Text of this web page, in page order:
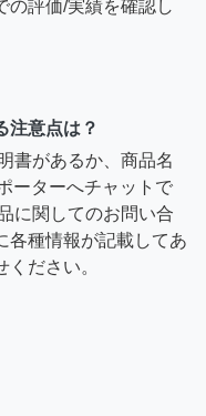
の評価/実績を確認し
注意点は？
書があるか、商品名
ーターへチャットで
に関してのお問い合
各種情報が記載してあ
ださい。